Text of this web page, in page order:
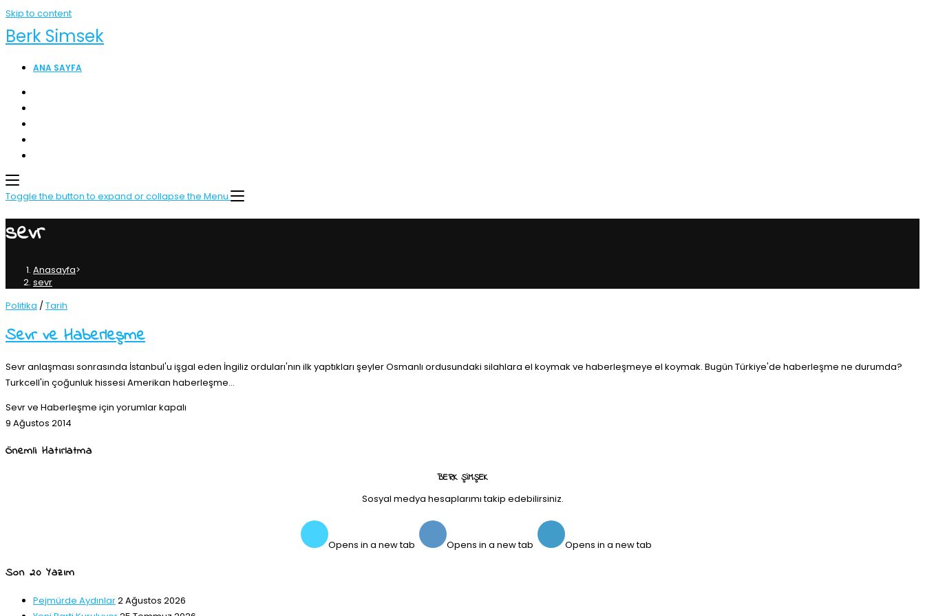
Skip to content
Berk Simsek
ANA SAYFA
Toggle the button to expand or collapse the Menu
sevr
Anasayfa>
sevr
Politika /Tarih
Sevr ve Haberleşme
Sevr anlaşması sonrasında İstanbul'u işgal eden İngiliz orduları'nın ilk yaptıkları şeyler Osmanlı ordusundaki silahlara el koymak ve haberleşmeye el koymak. Bugün Türkiye'de haberleşme ne durumda?
Turkcell'in çoğunluk hissesi Amerikan haberleşme…
Sevr ve Haberleşme için yorumlar kapalı
9 Ağustos 2014
Önemli Hatırlatma
BERK ŞIMŞEK
Sosyal medya hesaplarımı takip edebilirsiniz.
Opens in a new tab Opens in a new tab Opens in a new tab
Son 20 Yazım
Pejmürde Aydınlar2 Ağustos 2026